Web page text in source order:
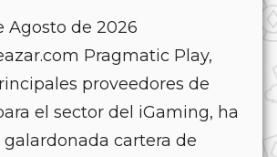
Agosto de 2026
Pragmatic Play,
proveedores de
el sector del iGaming, ha
cartera de